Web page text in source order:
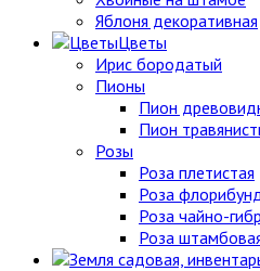
Яблоня декоративная
Цветы
Ирис бородатый
Пионы
Пион
Пион
Розы
Роза плетистая
Роза
Роза чайно-
Роза